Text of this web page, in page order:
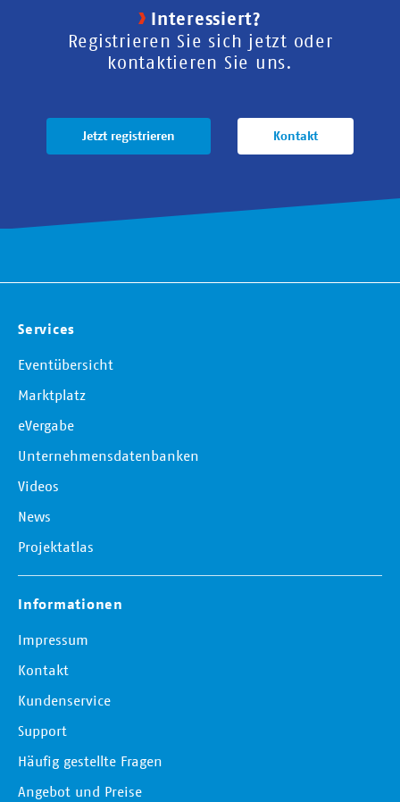
Interessiert?
Registrieren Sie sich jetzt oder
kontaktieren Sie uns.
Jetzt registrieren Kontakt
Services
Eventübersicht
Marktplatz
eVergabe
Unternehmensdatenbanken
Videos
News
Projektatlas
Informationen
Impressum
Kontakt
Kundenservice
Support
Häufig gestellte Fragen
Angebot und Preise